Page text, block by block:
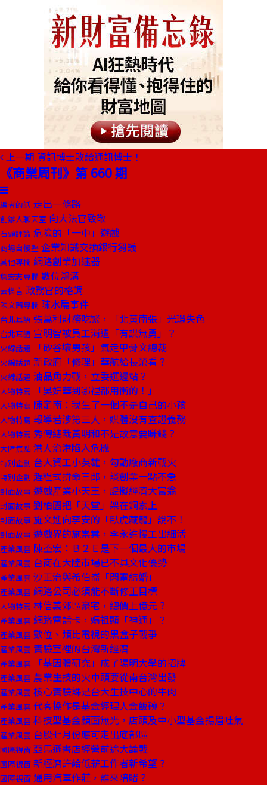
上一期 資訊博士敗給通訊博士！
《商業周刊》第 660 期
編者的話 走出一條路
創辦人聊天室 向大法官致敬
石頭評論 危險的「一中」遊戲
商場自慢塾 企業知識交換銀行芻議
其他專欄 網路創業加速器
詹宏志專欄 數位鴻溝
去梯言 政務官的格調
陳文茜專欄 陳水扁事件
台北耳語 張萬利財務吃緊，「北黃南張」光環失色
台北耳語 宣明智被員工消遣「有謀無勇」？
火線話題 「矽谷壞男孩」氣走甲骨文總裁
火線話題 新政府「修理」華航給長榮看？
火線話題 油品角力戰，立委選邊站？
人物特寫 「吳妍華到哪裡都用衝的！」
人物特寫 陳定南：我生了一個不是自己的小孩
人物特寫 報導若涉第三人，媒體沒有查證義務
人物特寫 秀傳總裁黃明和不是故意要賺錢？
大陸焦點 港人治港陷入危機
特別企劃 台大資工小英雄，勾動廠商新戰火
特別企劃 趕程式拚命三郎，談創業一點不急
封面故事 遊戲產業小天王，虛擬經濟大富翁
封面故事 劉柏園把「天堂」架在鋼索上
封面故事 施文進向李安的「臥虎藏龍」說不！
封面故事 遊戲界的施崇棠，李永進慢工出細活
產業風雲 陳丕宏：Ｂ２Ｅ是下一個最大的市場
產業風雲 台商在大陸市場已不具文化優勢
產業風雲 沙正治與希伯崙「閃電結婚」
產業風雲 網路公司必須能不斷修正目標
人物特寫 林信義郊區豪宅，總價上億元？
產業風雲 網路電話卡，媽祖顯「神通」？
產業風雲 數位、類比電視的黑盒子戰爭
產業風雲 實驗室裡的台灣新經濟
產業風雲 「基因體研究」成了陽明大學的招牌
產業風雲 農業生技的火車頭要從南台灣出發
產業風雲 核心實驗課是台大生技中心的牛肉
產業風雲 代客操作是基金經理人金飯碗？
產業風雲 科技型基金顏面無光，店頭及中小型基金揚眉吐氣
產業風雲 台股七月份應可走出底部區
國際視窗 亞馬遜書店經營前途大論戰
國際視窗 新經濟許給低薪工作者新希望？
國際視窗 通用汽車作莊，誰來陪賭？